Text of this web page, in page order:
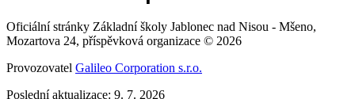
Oficiální stránky Základní školy Jablonec nad Nisou - Mšeno,
Mozartova 24, příspěvková organizace © 2026
Provozovatel Galileo Corporation s.r.o.
Poslední aktualizace: 9. 7. 2026